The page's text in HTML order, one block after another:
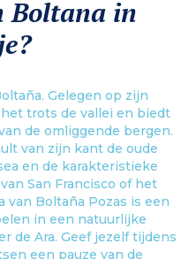
een echt verkwikkend verblijf
Boltana in
Gelegen op zijn
trots de vallei en biedt
de omliggende bergen.
van zijn kant de oude
en de karakteristieke
San Francisco of het
van Boltaña Pozas is een
in een natuurlijke
de Ara. Geef jezelf tijdens
een pauze van de